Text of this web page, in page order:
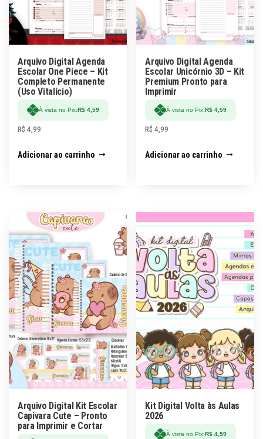
Arquivo Digital Agenda
Escolar One Piece – Kit
Completo Permanente
(Uso Vitalício)
À vista no Pix: R$ 4,59
R$ 4,99
Adicionar ao carrinho
Arquivo Digital Agenda
Escolar Unicórnio 3D – Kit
Premium Pronto para
Imprimir
À vista no Pix: R$ 4,59
R$ 4,99
Adicionar ao carrinho
Arquivo Digital Kit Escolar
Capivara Cute – Pronto
para Imprimir e Cortar
Kit Digital Volta às Aulas
2026
À vista no Pix:R$ 4,59